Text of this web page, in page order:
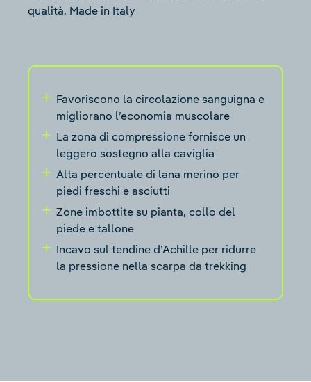
qualità. Made in Italy
Favoriscono la circolazione sanguigna e
migliorano l’economia muscolare
La zona di compressione fornisce un
leggero sostegno alla caviglia
Alta percentuale di lana merino per
piedi freschi e asciutti
Zone imbottite su pianta, collo del
piede e tallone
Incavo sul tendine d’Achille per ridurre
la pressione nella scarpa da trekking